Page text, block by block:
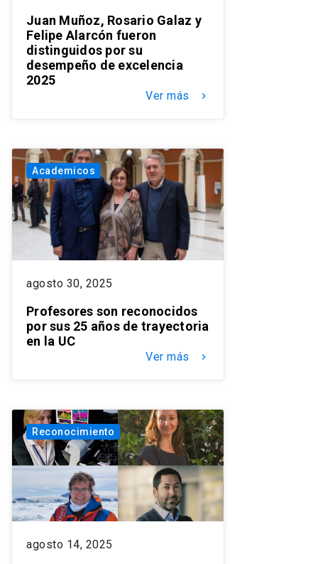
Juan Muñoz, Rosario Galaz y
Felipe Alarcón fueron
distinguidos por su
desempeño de excelencia
2025
Ver más keyboard_arrow_right
Academicos
agosto 30, 2025
Profesores son reconocidos
por sus 25 años de trayectoria
en la UC
Ver más keyboard_arrow_right
Reconocimiento
agosto 14, 2025